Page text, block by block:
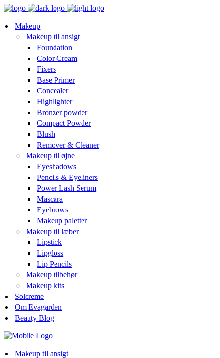
Makeup
Makeup til ansigt
Foundation
Color Cream
Fixers
Base Primer
Concealer
Highlighter
Bronzer powder
Compact Powder
Blush
Remover & Cleaner
Makeup til øjne
Eyeshadows
Pencils & Eyeliners
Power Lash Serum
Mascara
Eyebrows
Makeup paletter
Makeup til læber
Lipstick
Lipgloss
Lip Pencils
Makeup tilbehør
Makeup kits
Solcreme
Om Evagarden
Beauty Blog
Makeup til ansigt